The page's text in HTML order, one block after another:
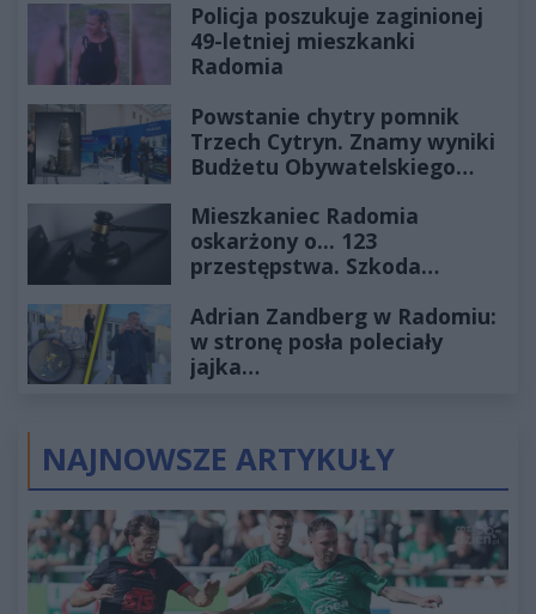
Policja poszukuje zaginionej
49-letniej mieszkanki
Radomia
Powstanie chytry pomnik
Trzech Cytryn. Znamy wyniki
Budżetu Obywatelskiego
Mieszkaniec Radomia
oskarżony o... 123
przestępstwa. Szkoda
złotych
Adrian Zandberg w Radomiu:
w stronę posła poleciały
jajka…
NAJNOWSZE ARTYKUŁY